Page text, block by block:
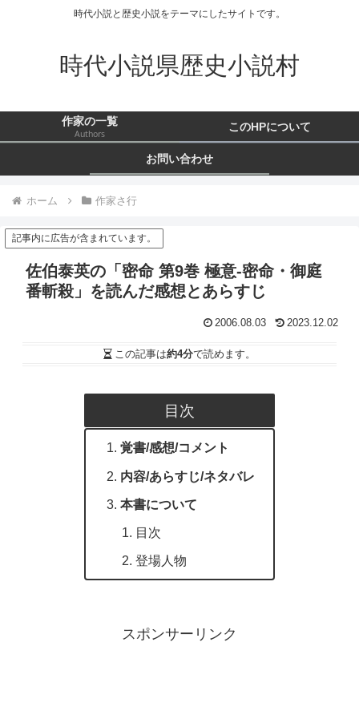
時代小説と歴史小説をテーマにしたサイトです。
時代小説県歴史小説村
作家の一覧
Authors
このHPについて
お問い合わせ
ホーム 作家さ行
記事内に広告が含まれています。
佐伯泰英の「密命 第9巻 極意-密命・御庭
番斬殺」を読んだ感想とあらすじ
2006.08.03 2023.12.02
この記事は約4分で読めます。
目次
覚書/感想/コメント
内容/あらすじ/ネタバレ
本書について
目次
登場人物
スポンサーリンク